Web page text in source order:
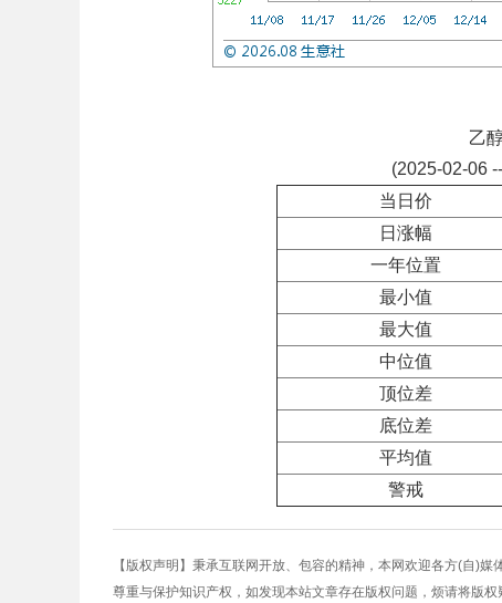
乙
(2025-02-06
当日价
日涨幅
一年位置
最小值
最大值
中位值
顶位差
底位差
平均值
警戒
【版权声明】秉承互联网开放、包容的精神，本网欢迎各方(自)
尊重与保护知识产权，如发现本站文章存在版权问题，烦请将版